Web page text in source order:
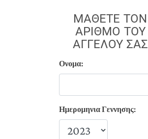
ΜΆΘΕΤΕ ΤΟΝ
ΑΡΙΘΜΌ ΤΟΥ
ΑΓΓΈΛΟΥ ΣΑΣ
Ονομα:
Ημερομηνια Γεννησης: